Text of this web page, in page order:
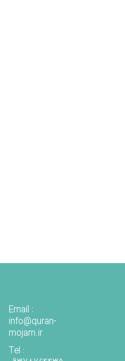
Email :
info@quran-
mojam.ir
Tel :